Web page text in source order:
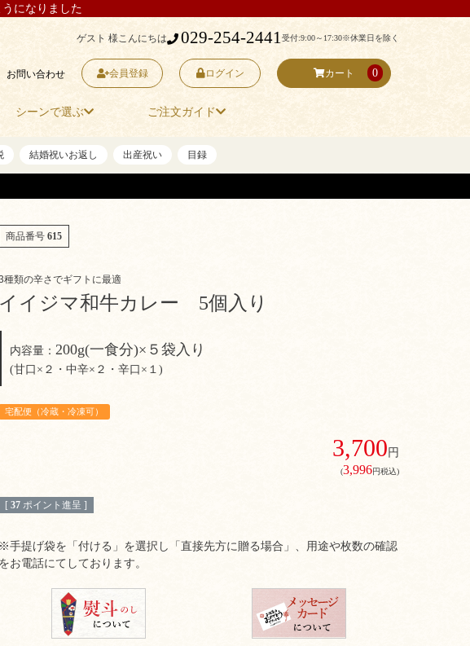
になりました
ゲスト 様こんにちは 029-254-2441受付:9:00～17:30※休業日を除く
お問い合わせ 会員登録 ログイン カート 0
シーンで選ぶ ご注文ガイド
結婚祝いお返し 出産祝い 目録
商品番号 615
種類の辛さでギフトに最適
イイジマ和牛カレー 5個入り
内容量： 200g(一食分)×５袋入り
(甘口×２・中辛×２・辛口×１)
宅配便（冷蔵・冷凍可）
3,700 円
(3,996円税込)
[ 37 ポイント進呈 ]
※手提げ袋を「付ける」を選択し「直接先方に贈る場合」、用途や枚数の確認
をお電話にてしております。